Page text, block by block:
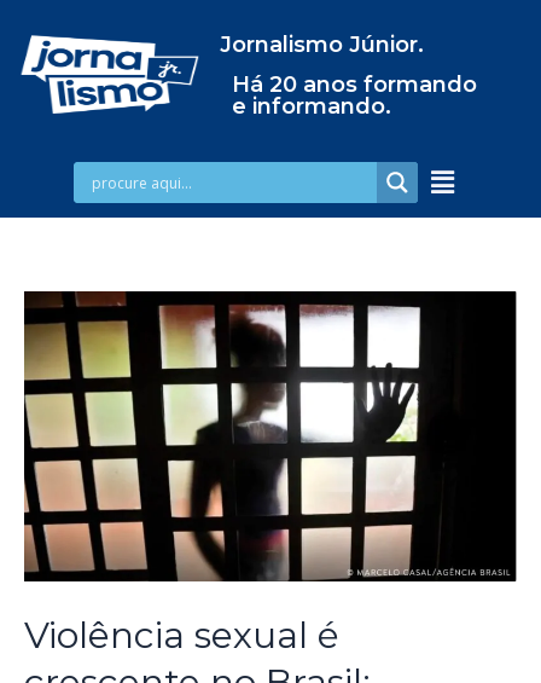
Jornalismo Júnior.
Há 20 anos formando
e informando.
Violência sexual é